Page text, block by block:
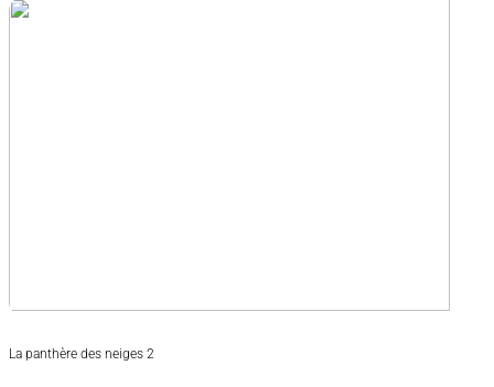
La panthère des neiges 2